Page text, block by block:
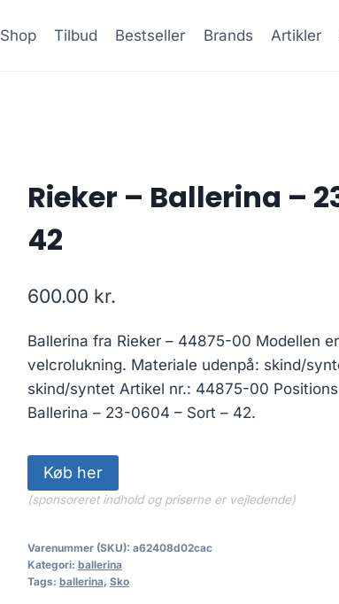
Shop Tilbud Bestseller Brands Artikler
Rieker – Ballerina –
42
600.00 kr.
Ballerina fra Rieker – 44875-00 Modellen
velcrolukning. Materiale udenpå: skind/
skind/syntet Artikel nr.: 44875-00
Ballerina – 23-0604 – Sort – 42.
Køb her
(sponsoreret indhold og priserne er vejledende)
Varenummer (SKU): a62408d02cac
Kategori: ballerina
Tags: ballerina, Sko